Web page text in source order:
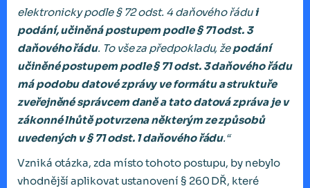
elektronicky podle § 72 odst. 4 daňového řádui
podání, učiněná postupem podle § 71 odst. 3
daňového řádu. To vše za předpokladu, žepodání
učiněné postupem podle § 71 odst. 3 daňového řádu
má podobu datové zprávy ve formátu a struktuře
zveřejněné správcem daně a tato datová zpráva je v
zákonné lhůtě potvrzena některým ze způsobů
uvedených v § 71 odst. 1 daňového řádu.“
Vzniká otázka, zda místo tohoto postupu, by nebylo
vhodnější aplikovat ustanovení § 260 DŘ, které